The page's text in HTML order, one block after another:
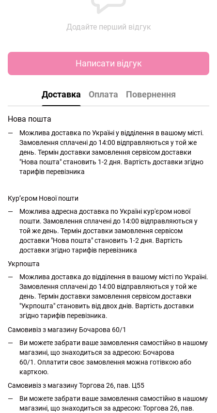
Додайте перший відгук
Написати відгук
Доставка Оплата Повернення
Нова пошта
Можлива доставка по Україні у відділення в вашому місті.
Замовлення сплачені до 14:00 відправляються у той же
день. Термін доставки замовлення сервісом доставки
"Нова пошта" становить 1-2 дня. Вартість доставки згідно
тарифів перевізника
Кур’єром Нової пошти
Можлива адресна доставка по Україні кур'єром нової
пошти. Замовлення сплачені до 14:00 відправляються у
той же день. Термін доставки замовлення сервісом
доставки "Нова пошта" становить 1-2 дня. Вартість
доставки згідно тарифів перевізника
Укрпошта
Можлива доставка до відділення в вашому місті по Україні.
Замовлення сплачені до 14:00 відправляються у той же
день. Термін доставки замовлення сервісом доставки
"Укрпошта" становить від двох днів. Вартість доставки
згідно тарифів перевізника.
Самовивіз з магазину Бочарова 60/1
Ви можете забрати ваше замовлення самостійно в нашому
магазині, що знаходиться за адресою: Бочарова
60/1. Оплатити своє замовлення можна готівкою або
карткою.
Самовивіз з магазину Торгова 26, пав. Ц55
Ви можете забрати ваше замовлення самостійно в нашому
магазині, що знаходиться за адресою: Торгова 26, пав.